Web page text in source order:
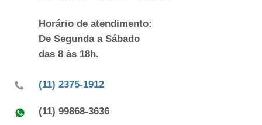
Horário de atendimento:
De Segunda a Sábado
das 8 às 18h.
(11) 2375-1912
(11) 99868-3636